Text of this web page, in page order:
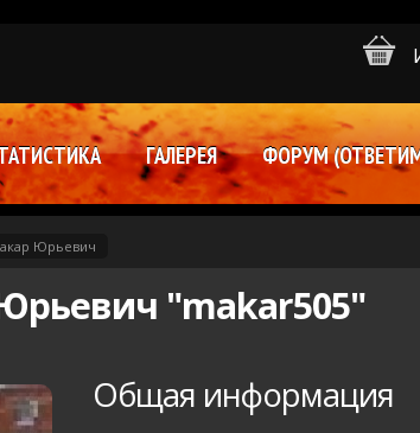
"makar505"
Общая информация
Юрьевич
ГАЛЕРЕЯ ФОРУМ